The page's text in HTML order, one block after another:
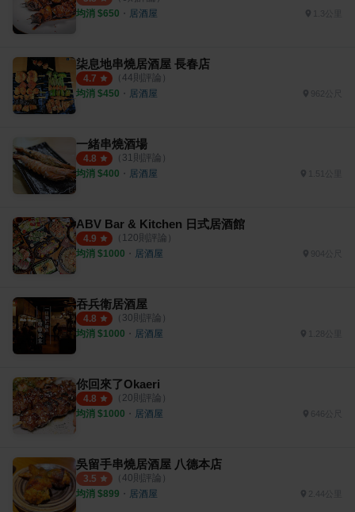
均消 $650 ・ 居酒屋
柒息地串燒居酒屋 長春店
4.7 （ 44則評論）
均消 $450 ・ 居酒屋
一緒串燒酒場
4.8 （ 31 則評論）
均消 $400 ・ 居酒屋 1.51公里
ABV Bar & Kitchen 日式居酒館
4.9 （ 120則評論）
均消 $1000 ・ 居酒屋 904公尺
吞兵衛居酒屋
4.8 （ 30則評論）
均消 $1000 ・ 居酒屋
你回來了Okaeri
4.8 （ 20則評論）
均消 $1000 ・ 居酒屋 646公尺
吳留手串燒居酒屋 八德本店
3.5 （ 40則評論）
均消 $899 ・ 居酒屋 2.44公里